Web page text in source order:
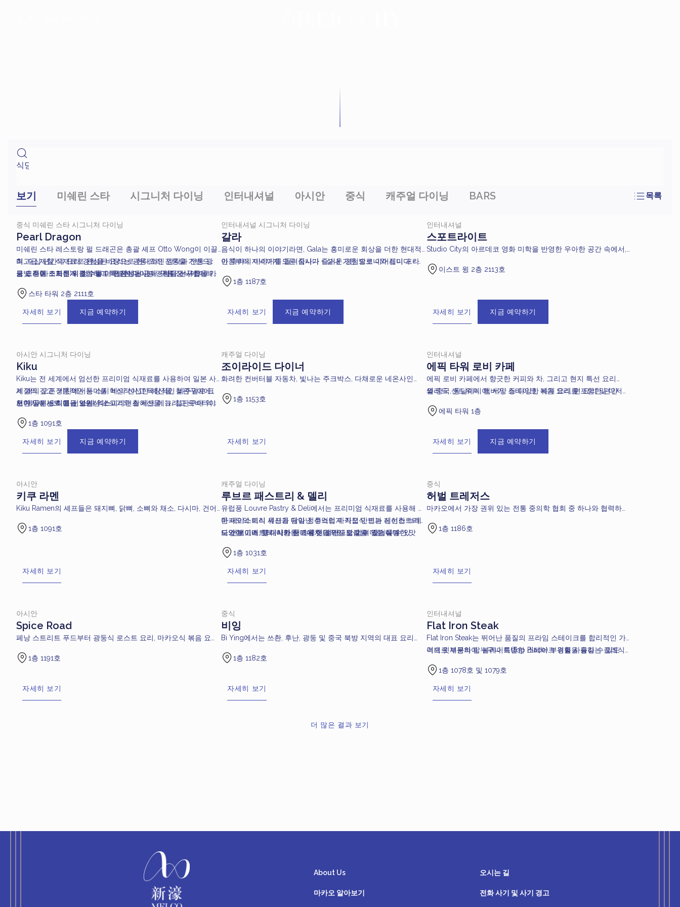
보기 미쉐린 스타 시그니처 다이닝 인터내셔널 아시안 중식 캐주얼 다이닝 BARS 목록
중식 미쉐린 스타 시그니처 다이닝
Pearl Dragon
미쉐린 스타 레스토랑 펄 드래곤은 총괄 셰프 Otto Wong이 이끌
며, 수십 년간의 요리 경험을 바탕으로 현대적인 감각과 전통 광
둥 요리를 조화롭게 결합하여 특별한 다이닝 경험을 선사합니
최고급 제철 식재료로 완성된 요리는 광둥 요리 전통을 기반으
로 조주(차오저우)의 정수를 더해 완성됩니다。바다와 구름을 가
럼 정교하게 장식되어 우아함을 자아냅니다。
금빛 용이 스크린 위를 수놓고, 천장에는 금박 구름 장식이 더해
을 보여줍니다。
스타 타워 2층 2111호
자세히 보기 지금 예약하기
인터내셔널 시그니처 다이닝
갈라
음식이 하나의 이야기라면, Gala는 흥미로운 회상을 더한 현대적
인 축하의 이야기를 들려줍니다。실내 가든 발코니와 세미 프라
는 요리의 마법 같은 과정을 직접 감상할 수 있습니다。중식과 양
하며, Gala는 미식가들의 입맛을 사로잡고 활기찬 모임을 위한 도
시 최고의 공간으로 자리합니다。
아침부터 저녁까지 모든 식사가 즐거운 경험으로 이어집니다。아
하학적 라인, 부드럽고 세련된 조명, 생동감 있는 그린 요소가 어
합니다。
1층 1187호
자세히 보기 지금 예약하기
인터내셔널
스포트라이트
Studio City의 아르데코 영화 미학을 반영한 우아한 공간 속에서,
를 하루 종일 제공하는 뷔페로 미식가들의 기대를 충족시킵니
이스트 윙 2층 2113호
자세히 보기 지금 예약하기
아시안 시그니처 다이닝
Kiku
Kiku는 전 세계에서 엄선한 프리미엄 식재료를 사용하여 일본 사
계절의 깊고 정통적인 풍미를 혁신적이고 독창적인 비주얼로 표
현한 일본 요리를 선보입니다。
세 개의 오픈 키친에서는 스시 바의 신선한 해산물, 철판구이에
서 제공되는 최고급 일본산 소고기와 활해산물, 그리고 로바타야
포먼스를 직접 감상할 수 있습니다。
오마카세 세트 메뉴, 스시 익스피리언스 세트 메뉴, 철판구이 익스
며, 수상 경력의 긴조 사케, 매실주, 일본 위스키 및 맥주와 함께 페
어링을 즐길 수 있습니다。
1층 1091호
자세히 보기 지금 예약하기
캐주얼 다이닝
조이라이드 다이너
화려한 컨버터블 자동차, 빛나는 주크박스, 다채로운 네온사인
와 코타이의 멋진 전망을 즐길 수 있는 1950년대 미국의 매혹적
1층 1153호
자세히 보기
인터내셔널
에픽 타워 로비 카페
에픽 로비 카페에서 향긋한 커피와 차, 그리고 현지 특선 요리
와 중국, 동남아시아, 서양 등 다양한 세계 요리를 포함한 편안
샐러드, 샌드위치, 햄버거, 스테이크, 볶음 요리, 면 요리 및 디저
운 선택을 제공합니다。
에픽 타워 1층
자세히 보기 지금 예약하기
아시안
키쿠 라멘
Kiku Ramen의 셰프들은 돼지뼈, 닭뼈, 소뼈와 채소, 다시마, 건어
의 다섯 가지 라멘 육수를 완성합니다: 구마모토 갈릭 와규 라멘,
시 조리되며, 각 요리는 풍부한 향과 깊은 맛을 자랑합니다. 다양
한 튀김 요리와 스낵도 함께 제공되어 만족스러운 식사를 완성합
1층 1091호
자세히 보기
캐주얼 다이닝
루브르 패스트리 & 델리
유럽풍 Louvre Pastry & Deli에서는 프리미엄 식재료를 사용해 전
문 페이스트리 셰프가 매일 정성스럽게 직접 만드는 신선한 브레
드와 페이스트리, 마카롱, 초콜릿을 만나보실 수 있습니다.
마카오의 미식 유산을 담아낸 추억의 마카오식 번과 페이스트리
도 선보이며, 클래식한 풍미에 현대적인 감각을 더한 특별한 맛
다양한 고메 핫 디시와 샌드위치, 샐러드도 함께 즐기실 수 있
상적인 선택입니다.
1층 1031호
자세히 보기
중식
허벌 트레저스
마카오에서 가장 권위 있는 전통 중의학 협회 중 하나와 협력하여
철 한방차, 이중 끓임 방식의 탕과 다양한 디저트를 제공합니다。
1층 1186호
자세히 보기
아시안
Spice Road
페낭 스트리트 푸드부터 광둥식 로스트 요리, 마카오식 볶음 요리
다. 해산물, 스테이크, 가금류, 채소 등 어떤 취향이든 만족시
1층 1191호
자세히 보기
중식
비잉
Bi Ying에서는 쓰촨, 후난, 광둥 및 중국 북방 지역의 대표 요리
할 수 있습니다。오픈 키친에서는 다양한 딤섬을 주문 즉시 조리
의 육류 요리를 제공합니다。
1층 1182호
자세히 보기
인터내셔널
Flat Iron Steak
Flat Iron Steak는 뛰어난 품질의 프라임 스테이크를 합리적인 가
격으로 제공하여 누구나 특별한 스테이크 경험을 즐길 수 있도
어깨 윗부분의 탑 블레이드(Top Blade) 부위를 사용하는 클래식
큼 부드러운 식감을 자랑합니다. 장작불로 구워내 깊은 스모키 풍
미와 은은한 그릴 향을 더했으며, 다양한 수제 소스와 사이드 메뉴
를 곁들여 더욱 풍성하게 즐길 수 있습니다.
1층 1078호 및 1079호
자세히 보기
더 많은 결과 보기
About Us 오시는 길
마카오 알아보기 전화 사기 및 사기 경고